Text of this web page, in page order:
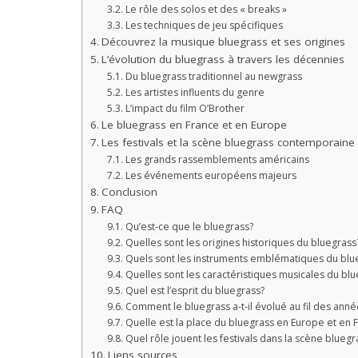
Le rôle des solos et des « breaks »
Les techniques de jeu spécifiques
Découvrez la musique bluegrass et ses origines
L’évolution du bluegrass à travers les décennies
Du bluegrass traditionnel au newgrass
Les artistes influents du genre
L’impact du film O’Brother
Le bluegrass en France et en Europe
Les festivals et la scène bluegrass contemporaine
Les grands rassemblements américains
Les événements européens majeurs
Conclusion
FAQ
Qu’est-ce que le bluegrass?
Quelles sont les origines historiques du
Quels sont les instruments emblématiques du
Quelles sont les caractéristiques musicales du
Quel est l’esprit du bluegrass?
Comment le bluegrass a-t-il évolué au fil des
Quelle est la place du bluegrass en Europe et en
Quel rôle jouent les festivals dans la scène
Liens sources